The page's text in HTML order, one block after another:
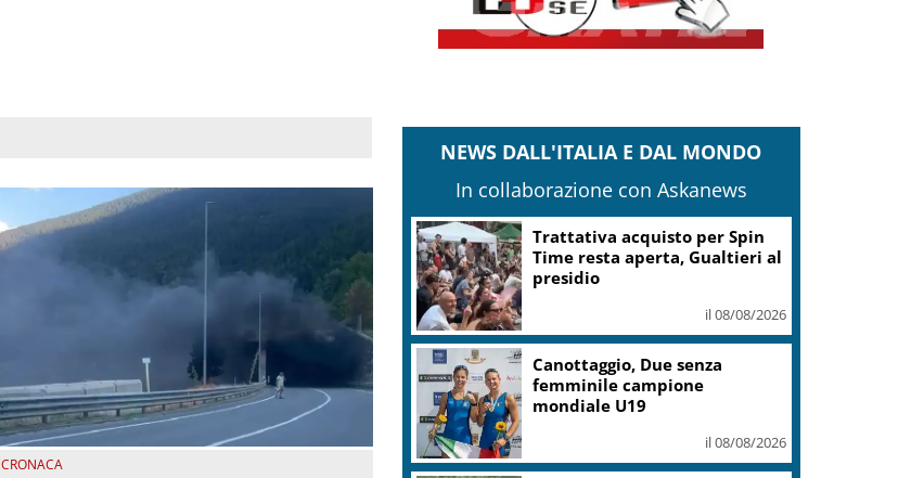
CRONACA
NEWS DALL'ITALIA E DAL MONDO
In collaborazione con Askanews
Trattativa acquisto per Spin
Time resta aperta, Gualtieri al
presidio
il 08/08/2026
Canottaggio, Due senza
femminile campione
mondiale U19
il 08/08/2026